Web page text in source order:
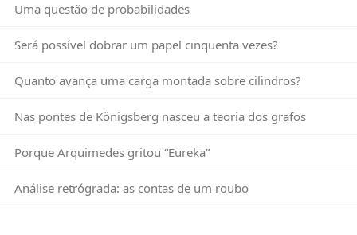
Uma questão de probabilidades
Será possível dobrar um papel cinquenta vezes?
Quanto avança uma carga montada sobre cilindros?
Nas pontes de Königsberg nasceu a teoria dos grafos
Porque Arquimedes gritou “Eureka”
Análise retrógrada: as contas de um roubo